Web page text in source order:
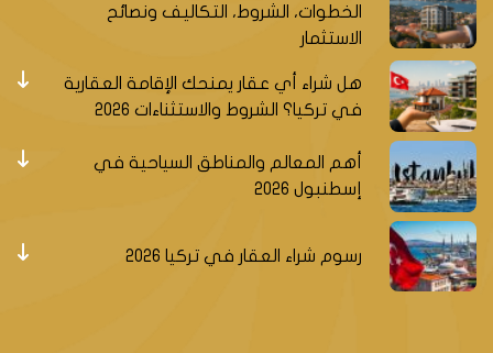
الخطوات، الشروط، التكاليف ونصائح
الاستثمار
هل شراء أي عقار يمنحك الإقامة العقارية
في تركيا؟ الشروط والاستثناءات 2026
أهم المعالم والمناطق السياحية في
إسطنبول 2026
رسوم شراء العقار في تركيا 2026